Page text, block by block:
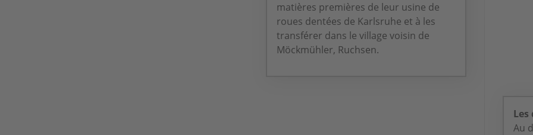
matières premières de leur usine de
roues dentées de Karlsruhe et à les
transférer dans le village voisin de
Möckmühler, Ruchsen.
Les
Au